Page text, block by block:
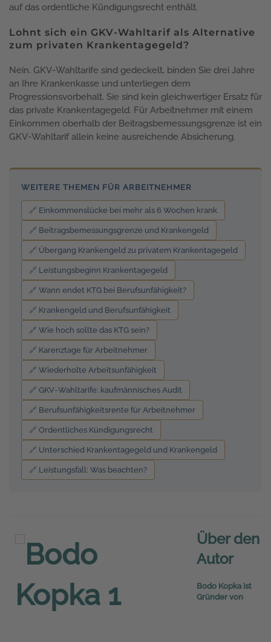
auf das ordentliche Kündigungsrecht enthält.
Lohnt sich ein GKV-Wahltarif als Alternative
zum privaten Krankentagegeld?
Nein. GKV-Wahltarife sind gedeckelt, binden Sie drei Jahre
an Ihre Krankenkasse und unterliegen dem
Progressionsvorbehalt. Sie sind kein gleichwertiger Ersatz für
das private Krankentagegeld. Für Arbeitnehmer mit einem
Einkommen oberhalb der Beitragsbemessungsgrenze ist ein
GKV-Wahltarif allein keine ausreichende Absicherung.
WEITERE THEMEN FÜR ARBEITNEHMER
🔗 Einkommenslücke bei mehr als 6 Wochen krank
🔗 Beitragsbemessungsgrenze und Krankengeld
🔗 Übergang Krankengeld zu privatem Krankentagegeld
🔗 Leistungsbeginn Krankentagegeld
🔗 Wann endet KTG bei Berufsunfähigkeit?
🔗 Krankengeld und Berufsunfähigkeit
🔗 Wie hoch sollte das KTG sein?
🔗 Karenztage für Arbeitnehmer
🔗 Wiederholte Arbeitsunfähigkeit
🔗 GKV-Wahltarife: kaufmännisches Audit
🔗 Berufsunfähigkeitsrente für Arbeitnehmer
🔗 Ordentliches Kündigungsrecht
🔗 Unterschied Krankentagegeld und Krankengeld
🔗 Leistungsfall: Was beachten?
Über den
Autor
Bodo Kopka ist
Gründer von